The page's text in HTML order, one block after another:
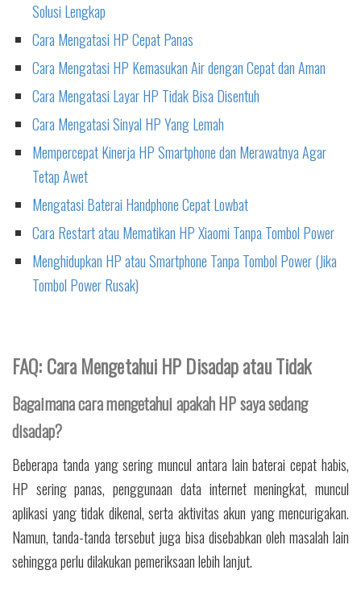
Solusi Lengkap
Cara Mengatasi HP Cepat Panas
Cara Mengatasi HP Kemasukan Air dengan Cepat dan Aman
Cara Mengatasi Layar HP Tidak Bisa Disentuh
Cara Mengatasi Sinyal HP Yang Lemah
Mempercepat Kinerja HP Smartphone dan Merawatnya Agar
Tetap Awet
Mengatasi Baterai Handphone Cepat Lowbat
Cara Restart atau Mematikan HP Xiaomi Tanpa Tombol Power
Menghidupkan HP atau Smartphone Tanpa Tombol Power (Jika
Tombol Power Rusak)
FAQ: Cara Mengetahui HP Disadap atau Tidak
Bagaimana cara mengetahui apakah HP saya sedang
disadap?
Beberapa tanda yang sering muncul antara lain baterai cepat habis,
HP sering panas, penggunaan data internet meningkat, muncul
aplikasi yang tidak dikenal, serta aktivitas akun yang mencurigakan.
Namun, tanda-tanda tersebut juga bisa disebabkan oleh masalah lain
sehingga perlu dilakukan pemeriksaan lebih lanjut.